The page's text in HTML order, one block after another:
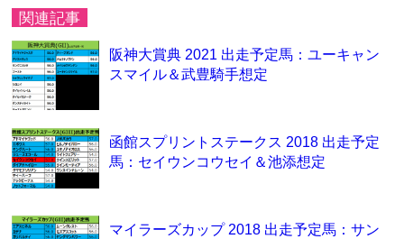
関連記事
阪神大賞典 2021 出走予定馬：ユーキャン
スマイル＆武豊騎手想定
函館スプリントステークス 2018 出走予定
馬：セイウンコウセイ＆池添想定
マイラーズカップ 2018 出走予定馬：サン